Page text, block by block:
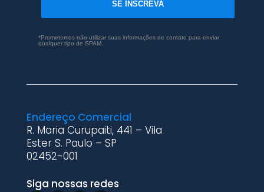
SE INSCREVA
*Prometemos não utilizar suas informações de contato para enviar
qualquer tipo de SPAM.
Endereço Comercial
R. Maria Curupaiti, 441 – Vila
Ester S. Paulo – SP
02452-001
Siga nossas redes